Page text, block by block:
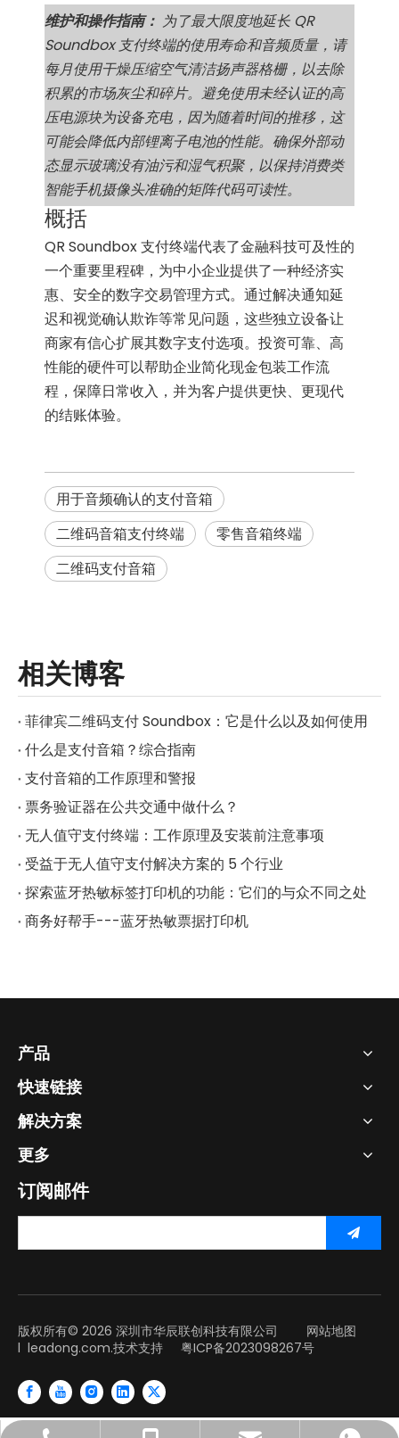
维护和操作指南： 为了最大限度地延长 QR
Soundbox 支付终端的使用寿命和音频质量，请
每月使用干燥压缩空气清洁扬声器格栅，以去除
积累的市场灰尘和碎片。避免使用未经认证的高
压电源块为设备充电，因为随着时间的推移，这
可能会降低内部锂离子电池的性能。确保外部动
态显示玻璃没有油污和湿气积聚，以保持消费类
智能手机摄像头准确的矩阵代码可读性。
概括
QR Soundbox 支付终端代表了金融科技可及性的
一个重要里程碑，为中小企业提供了一种经济实
惠、安全的数字交易管理方式。通过解决通知延
迟和视觉确认欺诈等常见问题，这些独立设备让
商家有信心扩展其数字支付选项。投资可靠、高
性能的硬件可以帮助企业简化现金包装工作流
程，保障日常收入，并为客户提供更快、更现代
的结账体验。
用于音频确认的支付音箱
二维码音箱支付终端
零售音箱终端
二维码支付音箱
相关博客
菲律宾二维码支付 Soundbox：它是什么以及如何使用
什么是支付音箱？综合指南
支付音箱的工作原理和警报
票务验证器在公共交通中做什么？
无人值守支付终端：工作原理及安装前注意事项
受益于无人值守支付解决方案的 5 个行业
探索蓝牙热敏标签打印机的功能：它们的与众不同之处
商务好帮手---蓝牙热敏票据打印机
产品
快速链接
解决方案
更多
订阅邮件
版权所有© 2026 深圳市华辰联创科技有限公司 网站地图
l leadong.com.技术支持 粤ICP备2023098267号